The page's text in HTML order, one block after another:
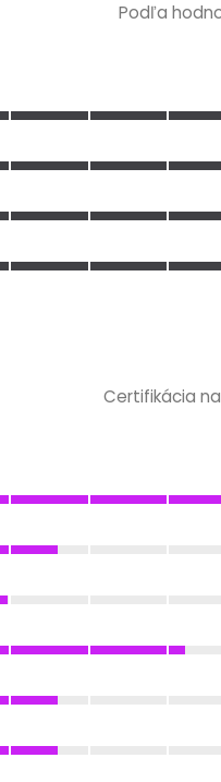
Podľa
Certifikácia